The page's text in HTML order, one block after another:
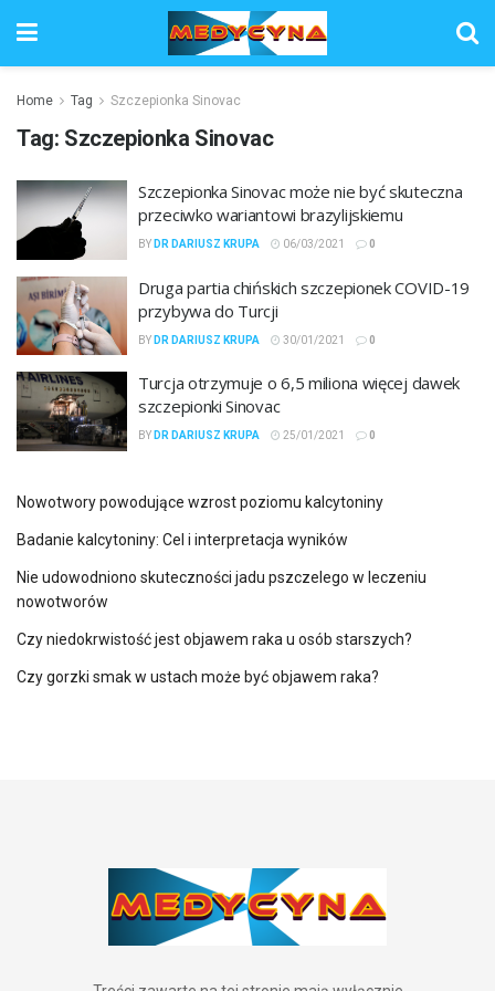
Home Tag Szczepionka Sinovac
Tag: Szczepionka Sinovac
Szczepionka Sinovac może nie być skuteczna
przeciwko wariantowi brazylijskiemu
BY DR DARIUSZ KRUPA 06/03/2021 0
Druga partia chińskich szczepionek COVID-19
przybywa do Turcji
BY DR DARIUSZ KRUPA 30/01/2021 0
Turcja otrzymuje o 6,5 miliona więcej dawek
szczepionki Sinovac
BY DR DARIUSZ KRUPA 25/01/2021 0
Nowotwory powodujące wzrost poziomu kalcytoniny
Badanie kalcytoniny: Cel i interpretacja wyników
Nie udowodniono skuteczności jadu pszczelego w leczeniu
nowotworów
Czy niedokrwistość jest objawem raka u osób starszych?
Czy gorzki smak w ustach może być objawem raka?